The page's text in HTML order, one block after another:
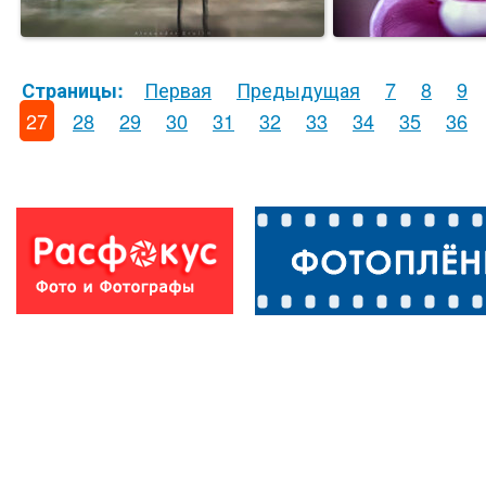
Страницы: Первая Предыдущая 7 8
9
27
28 29 30 31 32 33 34 35 36